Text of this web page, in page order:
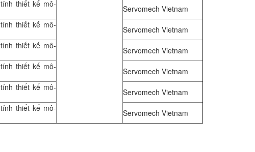
thiết kế mô-
Servomech Vietnam
thiết kế mô-
Servomech Vietnam
thiết kế mô-
Servomech Vietnam
thiết kế mô-
Servomech Vietnam
thiết kế mô-
Servomech Vietnam
thiết kế mô-
Servomech Vietnam